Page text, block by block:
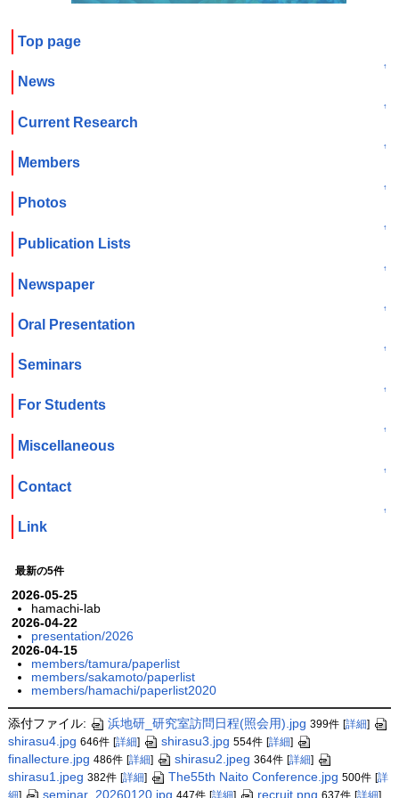
Top page
↑
News
↑
Current Research
↑
Members
↑
Photos
↑
Publication Lists
↑
Newspaper
↑
Oral Presentation
↑
Seminars
↑
For Students
↑
Miscellaneous
↑
Contact
↑
Link
最新の5件
2026-05-25
hamachi-lab
2026-04-22
presentation/2026
2026-04-15
members/tamura/paperlist
members/sakamoto/paperlist
members/hamachi/paperlist2020
添付ファイル: 浜地研_研究室訪問日程(照会用).jpg 399件 [詳細]
shirasu4.jpg 646件 [詳細] shirasu3.jpg 554件 [詳細]
finallecture.jpg 486件 [詳細] shirasu2.jpeg 364件 [詳細]
shirasu1.jpeg 382件 [詳細] The55th Naito Conference.jpg 500件 [詳
細] seminar_20260120.jpg 447件 [詳細] recruit.png 637件 [詳細]